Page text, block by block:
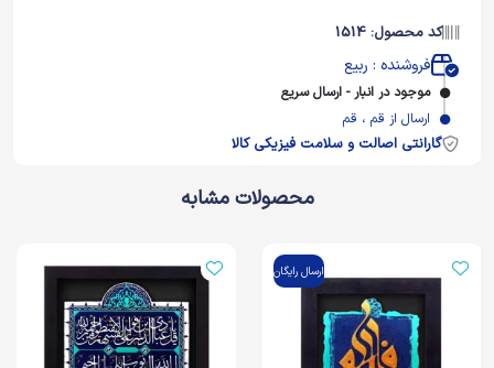
کد محصول: 1514
فروشنده : ربیع
موجود در انبار - ارسال سریع
ارسال از قم ، قم
گارانتی اصالت و سلامت فیزیکی کالا
محصولات مشابه
ارسال رایگان